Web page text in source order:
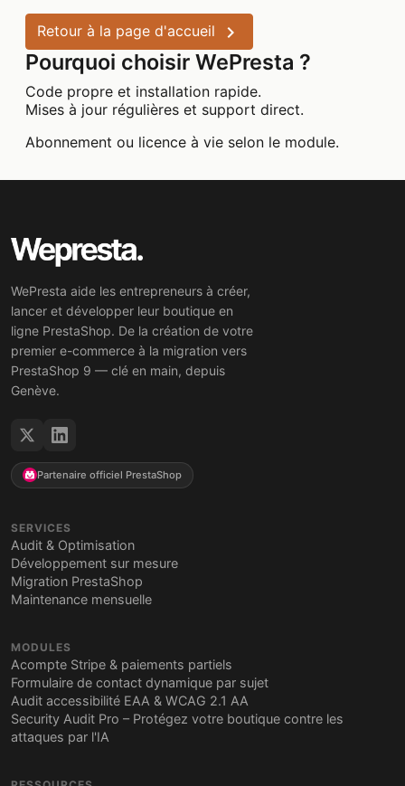
Retour à la page d'accueil 
Pourquoi choisir WePresta ?
Code propre et installation rapide.
Mises à jour régulières et support direct.
Abonnement ou licence à vie selon le module.
WePresta aide les entrepreneurs à créer,
lancer et développer leur boutique en
ligne PrestaShop. De la création de votre
premier e-commerce à la migration vers
PrestaShop 9 — clé en main, depuis
Genève.
Partenaire officiel PrestaShop
SERVICES
Audit & Optimisation
Développement sur mesure
Migration PrestaShop
Maintenance mensuelle
MODULES
Acompte Stripe & paiements partiels
Formulaire de contact dynamique par sujet
Audit accessibilité EAA & WCAG 2.1 AA
Security Audit Pro – Protégez votre boutique contre les
attaques par l'IA